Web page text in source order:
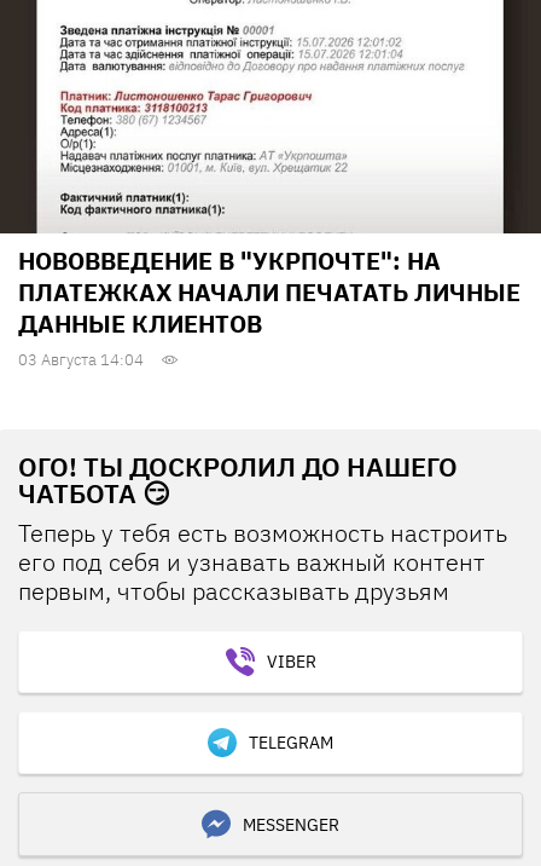
НОВОВВЕДЕНИЕ В "УКРПОЧТЕ": НА
ПЛАТЕЖКАХ НАЧАЛИ ПЕЧАТАТЬ ЛИЧНЫЕ
ДАННЫЕ КЛИЕНТОВ
03 Августа 14:04
ОГО! ТЫ ДОСКРОЛИЛ ДО НАШЕГО
ЧАТБОТА 😏
Теперь у тебя есть возможность настроить
его под себя и узнавать важный контент
первым, чтобы рассказывать друзьям
VIBER
TELEGRAM
MESSENGER